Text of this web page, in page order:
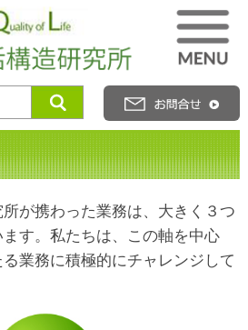
が携わった業務は、大きく３つ
す。私たちは、この軸を中心
業務に積極的にチャレンジして